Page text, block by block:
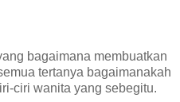
bagaimana membuatkan
tertanya bagaimanakah
ciri wanita yang sebegitu.